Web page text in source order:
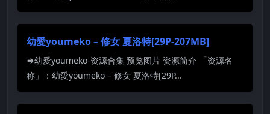
幼愛youmeko – 修女 夏洛特[29P-207MB]
⇒幼愛youmeko-资源合集 预览图片 资源简介 「资源名
称」：幼愛youmeko – 修女 夏洛特[29P...